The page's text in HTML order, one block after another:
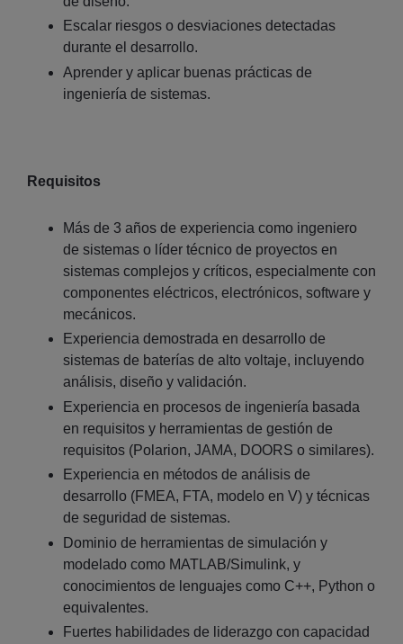
Escalar riesgos o desviaciones detectadas
durante el desarrollo.
Aprender y aplicar buenas prácticas de
ingeniería de sistemas.
Requisitos
Más de 3 años de experiencia como ingeniero
de sistemas o líder técnico de proyectos en
sistemas complejos y críticos, especialmente con
componentes eléctricos, electrónicos, software y
mecánicos.
Experiencia demostrada en desarrollo de
sistemas de baterías de alto voltaje, incluyendo
análisis, diseño y validación.
Experiencia en procesos de ingeniería basada
en requisitos y herramientas de gestión de
requisitos (Polarion, JAMA, DOORS o similares).
Experiencia en métodos de análisis de
desarrollo (FMEA, FTA, modelo en V) y técnicas
de seguridad de sistemas.
Dominio de herramientas de simulación y
modelado como MATLAB/Simulink, y
conocimientos de lenguajes como C++, Python o
equivalentes.
Fuertes habilidades de liderazgo con capacidad